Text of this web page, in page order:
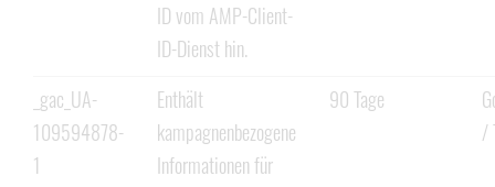
ID vom AMP-Client-
ID-Dienst hin.
_gac_UA-
109594878-
1
Enthält
kampagnenbezogene
Informationen für
90 Tage
/